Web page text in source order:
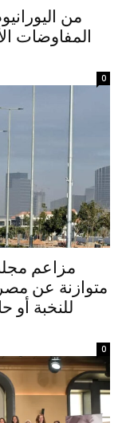
من
المفاوضات
0
مزاعم
متوازنة عن
للنخبة أو
0